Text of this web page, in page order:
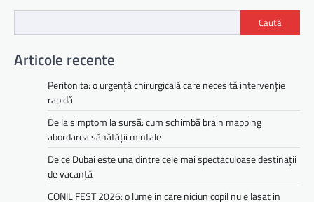
articole
Caută
Articole recente
Peritonita: o urgență chirurgicală care necesită intervenție
rapidă
De la simptom la sursă: cum schimbă brain mapping
abordarea sănătății mintale
De ce Dubai este una dintre cele mai spectaculoase destinații
de vacanță
CONIL FEST 2026: o lume in care niciun copil nu e lasat in